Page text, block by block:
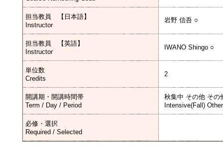
担当教員 【日本語】
Instructor
岩野 信吾 ○
担当教員 【英語】
Instructor
IWANO Shingo ○
単位数
Credits
2
開講期・開講時間帯
Term / Day / Period
秋集中 その他 その
Intensive(Fall)
必修・選択
Required / Selected